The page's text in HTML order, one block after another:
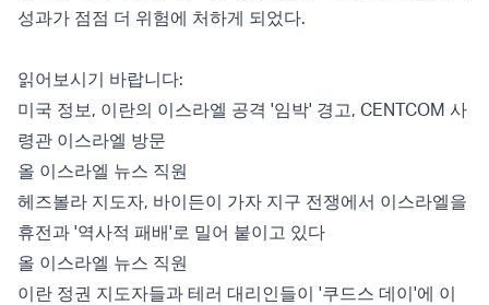
성과가 점점 더 위험에 처하게 되었다.
읽어보시기 바랍니다:
미국 정보, 이란의 이스라엘 공격 '임박' 경고, CENTCOM 사
령관 이스라엘 방문
올 이스라엘 뉴스 직원
헤즈볼라 지도자, 바이든이 가자 지구 전쟁에서 이스라엘을
휴전과 '역사적 패배'로 밀어 붙이고 있다
올 이스라엘 뉴스 직원
이란 정권 지도자들과 테러 대리인들이 '쿠드스 데이'에 이